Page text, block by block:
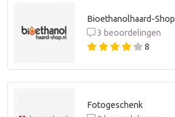
Bioethanolhaard-Shop
3 beoordelingen
8
Fotogeschenk